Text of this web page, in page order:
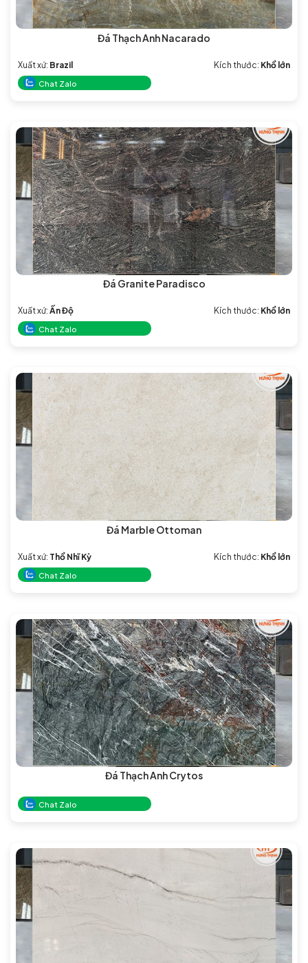
Đá Thạch Anh Nacarado
Xuất xứ: Brazil Kích thước: Khổ lớn
Chat Zalo
Đá Granite Paradisco
Xuất xứ: Ấn Độ Kích thước: Khổ lớn
Chat Zalo
Đá Marble Ottoman
Xuất xứ: Thổ Nhĩ Kỳ Kích thước: Khổ lớn
Chat Zalo
Đá Thạch Anh Crytos
Chat Zalo